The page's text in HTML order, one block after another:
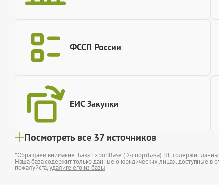
ФССП России
ЕИС Закупки
Посмотреть все 37 источников
*Обращаем внимание: База ExportBase (ЭкспортБаза) НЕ содержит
Наша база содержит только данные о юридических лицах, доступные в
пожалуйста,удалите его из базы